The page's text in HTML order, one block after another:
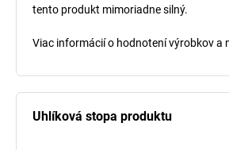
tento produkt mimoriadne silný.
Viac informácií o hodnotení výrobkov a
Uhlíková stopa produktu